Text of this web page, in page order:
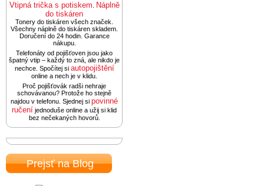
Vtipná trička s potiskem Náplně
do tiskáren
Tonery do tiskáren všech značek.
Všechny náplně do tiskáren skladem.
Doručení do 24 hodin. Garance
nákupu.
Telefonáty od pojišťoven jsou jako
špatný vtip – každý to zná, ale nikdo je
nechce. Spočítej si autopojištění
online a nech je v klidu.
Proč pojišťovák radši nehraje
schovávanou? Protože ho stejně
najdou v telefonu. Sjednej si povinné
ručení jednoduše online a užij si klid
bez nečekaných hovorů.
Prejsť na Blog